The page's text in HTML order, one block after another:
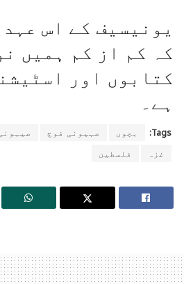
یونیسیف کے اس
کہ کم از کم ہمیں
کتابوں اور
ہے۔
Tags: بچوں صہیونی فوج
غزہ
فلسطین